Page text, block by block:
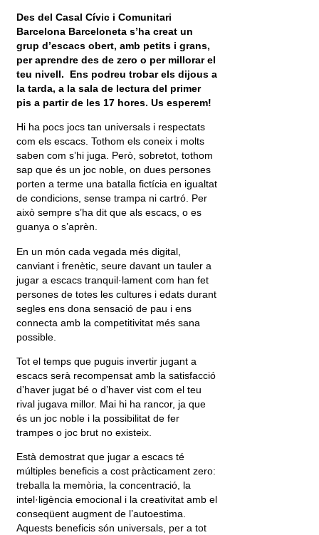
Des del Casal Cívic i Comunitari
Barcelona Barceloneta s’ha creat un
grup d’escacs obert, amb petits i grans,
per aprendre des de zero o per millorar el
teu nivell. Ens podreu trobar els dijous a
la tarda, a la sala de lectura del primer
pis a partir de les 17 hores. Us esperem!
Hi ha pocs jocs tan universals i respectats
com els escacs. Tothom els coneix i molts
saben com s’hi juga. Però, sobretot, tothom
sap que és un joc noble, on dues persones
porten a terme una batalla fictícia en igualtat
de condicions, sense trampa ni cartró. Per
això sempre s’ha dit que als escacs, o es
guanya o s’aprèn.
En un món cada vegada més digital,
canviant i frenètic, seure davant un tauler a
jugar a escacs tranquil·lament com han fet
persones de totes les cultures i edats durant
segles ens dona sensació de pau i ens
connecta amb la competitivitat més sana
possible.
Tot el temps que puguis invertir jugant a
escacs serà recompensat amb la satisfacció
d’haver jugat bé o d’haver vist com el teu
rival jugava millor. Mai hi ha rancor, ja que
és un joc noble i la possibilitat de fer
trampes o joc brut no existeix.
Està demostrat que jugar a escacs té
múltiples beneficis a cost pràcticament zero:
treballa la memòria, la concentració, la
intel·ligència emocional i la creativitat amb el
conseqüent augment de l’autoestima.
Aquests beneficis són universals, per a tot